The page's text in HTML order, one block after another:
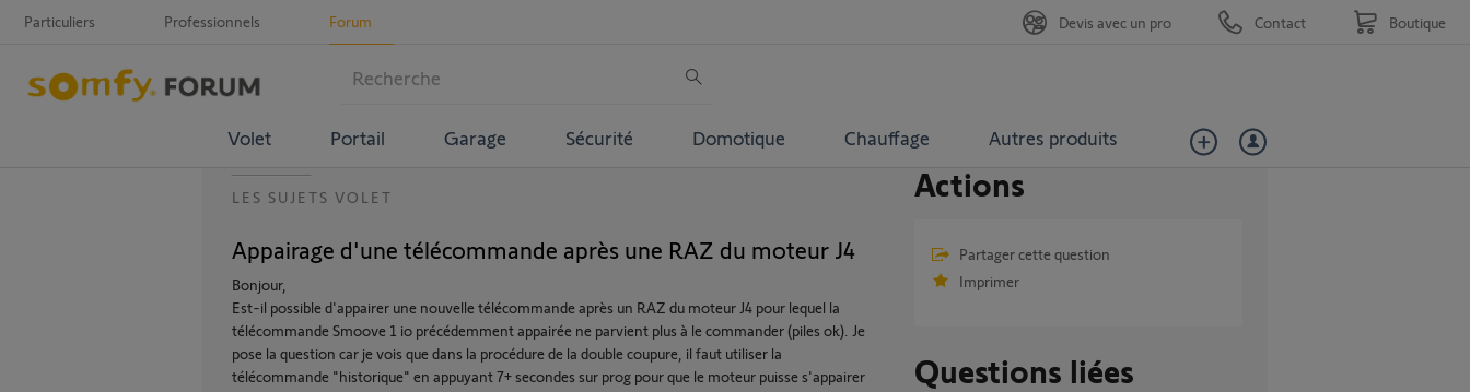
Particuliers Professionnels Forum
Volet Portail Garage Sécurité Domotique Chauffage Autres produits
Devis avec un pro Contact Boutique
LES SUJETS VOLET
Appairage d'une télécommande après une RAZ du moteur J4
Bonjour,
Est-il possible d'appairer une nouvelle télécommande après un RAZ du moteur J4 pour lequel la
télécommande Smoove 1 io précédemment appairée ne parvient plus à le commander (piles ok). Je
pose la question car je vois que dans la procédure de la double coupure, il faut utiliser la
télécommande "historique" en appuyant 7+ secondes sur prog pour que le moteur puisse s'appairer
Actions
Partager cette question
Imprimer
Questions liées